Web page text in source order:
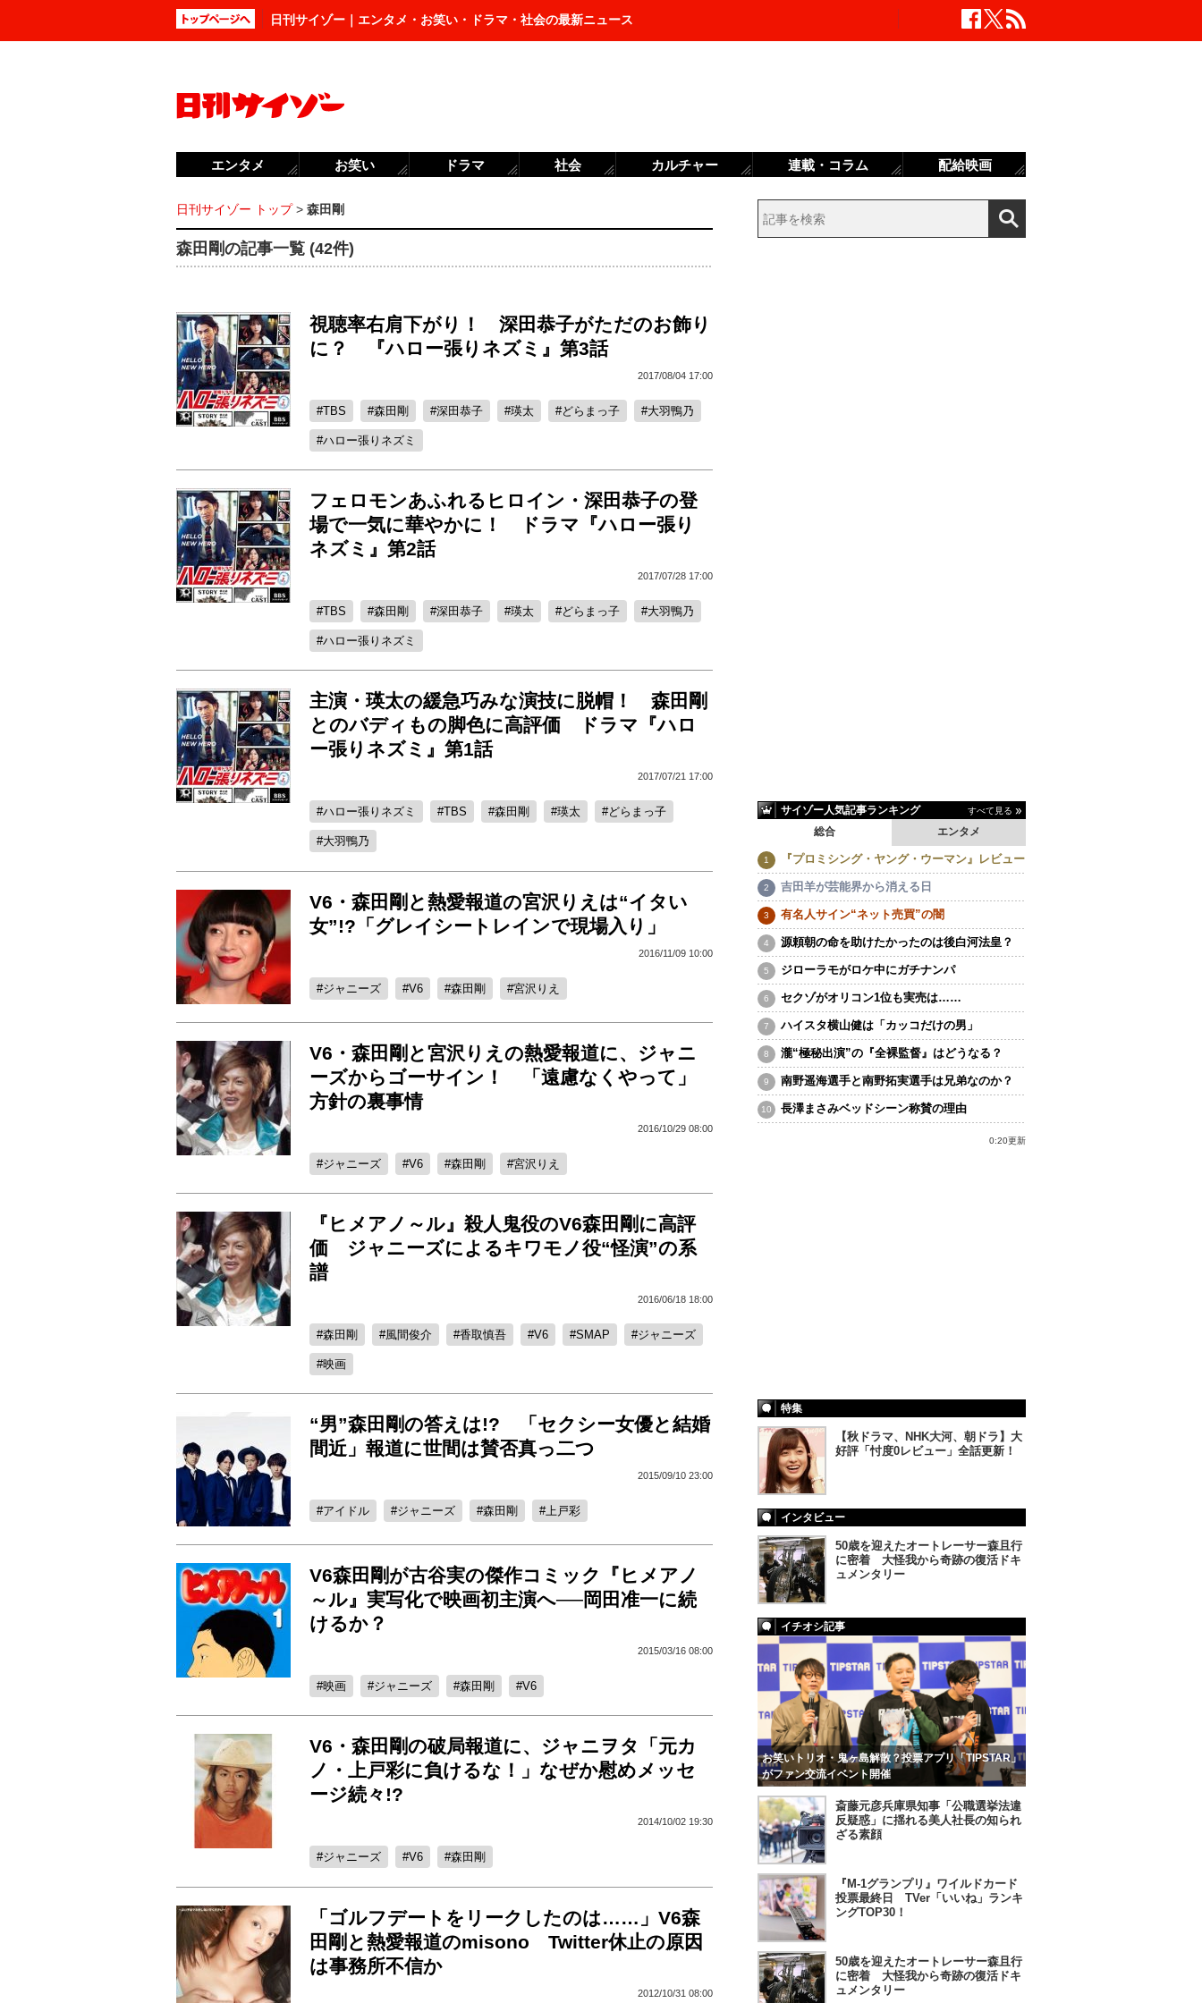
日刊サイゾー｜エンタメ・お笑い・ドラマ・社会の最新ニュース
日刊サイゾー トップ> 森田剛
森田剛の記事一覧 (42件)
視聴率右肩下がり！ 深田恭子がただのお飾り
に？ 『ハロー張りネズミ』第3話
2017/08/04 17:00
TBS 森田剛 深田恭子 瑛太 どらまっ子 大羽鴨乃
ハロー張りネズミ
フェロモンあふれるヒロイン・深田恭子の登
場で一気に華やかに！ ドラマ『ハロー張り
ネズミ』第2話
2017/07/28 17:00
TBS 森田剛 深田恭子 瑛太 どらまっ子 大羽鴨乃
ハロー張りネズミ
主演・瑛太の緩急巧みな演技に脱帽！ 森田剛
とのバディもの脚色に高評価 ドラマ『ハロ
ー張りネズミ』第1話
2017/07/21 17:00
ハロー張りネズミ TBS 森田剛 瑛太 どらまっ子
大羽鴨乃
V6・森田剛と熱愛報道の宮沢りえは“イタい
女”!?「グレイシートレインで現場入り」
2016/11/09 10:00
ジャニーズ V6 森田剛 宮沢りえ
V6・森田剛と宮沢りえの熱愛報道に、ジャニ
ーズからゴーサイン！ 「遠慮なくやって」
方針の裏事情
2016/10/29 08:00
ジャニーズ V6 森田剛 宮沢りえ
『ヒメアノ～ル』殺人鬼役のV6森田剛に高評
価 ジャニーズによるキワモノ役“怪演”の系
譜
2016/06/18 18:00
森田剛 風間俊介 香取慎吾 V6 SMAP ジャニーズ
映画
“男”森田剛の答えは!? 「セクシー女優と結婚
間近」報道に世間は賛否真っ二つ
2015/09/10 23:00
アイドル ジャニーズ 森田剛 上戸彩
V6森田剛が古谷実の傑作コミック『ヒメアノ
～ル』実写化で映画初主演へ──岡田准一に続
けるか？
2015/03/16 08:00
映画 ジャニーズ 森田剛 V6
V6・森田剛の破局報道に、ジャニヲタ「元カ
ノ・上戸彩に負けるな！」なぜか慰めメッセ
ージ続々!?
2014/10/02 19:30
ジャニーズ V6 森田剛
「ゴルフデートをリークしたのは……」V6森
田剛と熱愛報道のmisono Twitter休止の原因
は事務所不信か
2012/10/31 08:00
サイゾー人気記事ランキング すべて見る
エンタメ
総合
『プロミシング・ヤング・ウーマン』レビュー
吉田羊が芸能界から消える日
有名人サイン“ネット売買”の闇
源頼朝の命を助けたかったのは後白河法皇？
ジローラモがロケ中にガチナンパ
セクゾがオリコン1位も実売は……
ハイスタ横山健は「カッコだけの男」
瀧“極秘出演”の『全裸監督』はどうなる？
南野遥海選手と南野拓実選手は兄弟なのか？
長澤まさみベッドシーン称賛の理由
0:20更新
特集
【秋ドラマ、NHK大河、朝ドラ】大
好評「忖度0レビュー」全話更新！
インタビュー
50歳を迎えたオートレーサー森且行
に密着 大怪我から奇跡の復活ドキ
ュメンタリー
イチオシ記事
お笑いトリオ・鬼ヶ島解散？投票アプリ「TIPSTAR」
がファン交流イベント開催
斎藤元彦兵庫県知事「公職選挙法違
反疑惑」に揺れる美人社長の知られ
ざる素顔
『M-1グランプリ』ワイルドカード
投票最終日 TVer「いいね」ランキ
ングTOP30！
50歳を迎えたオートレーサー森且行
に密着 大怪我から奇跡の復活ドキ
ュメンタリー
エンタメ お笑い ドラマ 社会 カルチャー 連載・コラム 配給映画